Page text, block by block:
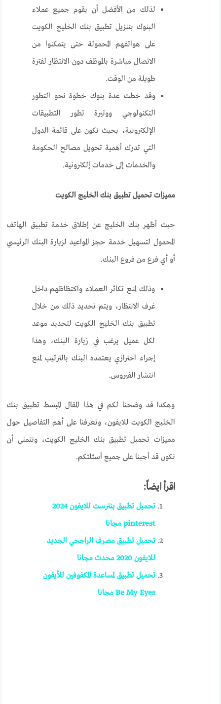
لذلك من الأفضل أن يقوم جميع عملاء
البنوك بتنزيل تطبيق بنك الخليج الكويت
على هواتفهم المحمولة حتى يتمكنوا من
الاتصال مباشرة بالموظف دون الانتظار لفترة
طويلة من الوقت.
وقد خطت عدة بنوك خطوة نحو التطور
التكنولوجي ووتيرة تطور التطبيقات
الإلكترونية، بحيث تكون على قائمة الدول
التي تدرك أهمية تحويل مصالح الحكومة
والخدمات إلى خدمات إلكترونية.
مميزات تحميل تطبيق بنك الخليج الكويت
حيث أظهر بنك الخليج عن إطلاق خدمة تطبيق الهاتف
المحمول لتسهيل خدمة حجز المواعيد لزيارة البنك الرئيسي
أو أي فرع من فروع البنك.
وذلك لمنع تكاثر العملاء واكتظاظهم داخل
غرف الانتظار، ويتم تحديد ذلك من خلال
تطبيق بنك الخليج الكويت لتحديد موعد
لكل عميل يرغب في زيارة البنك، وهذا
إجراء احترازي يعتمده البنك بالترتيب لمنع
انتشار الفيروس.
وهكذا قد وضحنا لكم في هذا المقال المبسط تطبيق بنك
الخليج الكويت للايفون، وتعرفنا على أهم التفاصيل حول
مميزات تحميل تطبيق بنك الخليج الكويت، ونتمنى أن
نكون قد أجبنا على جميع أسئلتكم.
اقرأ ايضاً:
تحميل تطبيق بنترست للايفون 2024
pinterest مجانا
تحميل تطبيق مصرف الراجحي الجديد
للايفون 2020 محدث مجانا
تحميل تطبيق لمساعدة المكفوفين للأيفون
Be My Eyes مجانا